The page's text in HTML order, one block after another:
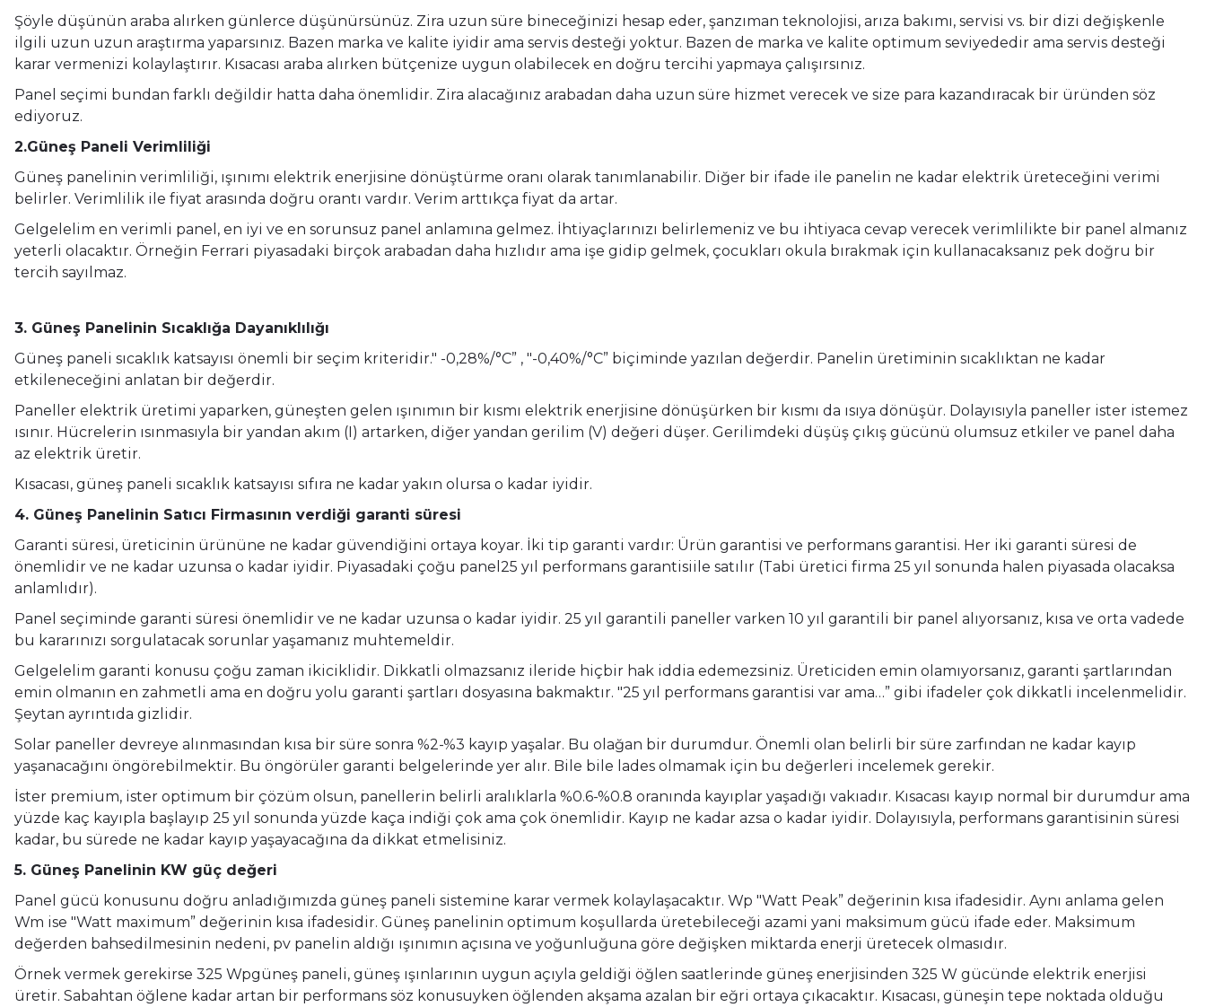
Şöyle düşünün araba alırken günlerce düşünürsünüz. Zira uzun süre bineceğinizi hesap eder, şanzıman teknolojisi, arıza bakımı, servisi vs. bir dizi değişkenle
ilgili uzun uzun araştırma yaparsınız. Bazen marka ve kalite iyidir ama servis desteği yoktur. Bazen de marka ve kalite optimum seviyededir ama servis desteği
karar vermenizi kolaylaştırır. Kısacası araba alırken bütçenize uygun olabilecek en doğru tercihi yapmaya çalışırsınız.
Panel seçimi bundan farklı değildir hatta daha önemlidir. Zira alacağınız arabadan daha uzun süre hizmet verecek ve size para kazandıracak bir üründen söz
ediyoruz.
2.Güneş Paneli Verimliliği
Güneş panelinin verimliliği, ışınımı elektrik enerjisine dönüştürme oranı olarak tanımlanabilir. Diğer bir ifade ile panelin ne kadar elektrik üreteceğini verimi
belirler. Verimlilik ile fiyat arasında doğru orantı vardır. Verim arttıkça fiyat da artar.
Gelgelelim en verimli panel, en iyi ve en sorunsuz panel anlamına gelmez. İhtiyaçlarınızı belirlemeniz ve bu ihtiyaca cevap verecek verimlilikte bir panel almanız
yeterli olacaktır. Örneğin Ferrari piyasadaki birçok arabadan daha hızlıdır ama işe gidip gelmek, çocukları okula bırakmak için kullanacaksanız pek doğru bir
tercih sayılmaz.
3. Güneş Panelinin Sıcaklığa Dayanıklılığı
Güneş paneli sıcaklık katsayısı önemli bir seçim kriteridir." -0,28%/°C” , "-0,40%/°C” biçiminde yazılan değerdir. Panelin üretiminin sıcaklıktan ne kadar
etkileneceğini anlatan bir değerdir.
Paneller elektrik üretimi yaparken, güneşten gelen ışınımın bir kısmı elektrik enerjisine dönüşürken bir kısmı da ısıya dönüşür. Dolayısıyla paneller ister istemez
ısınır. Hücrelerin ısınmasıyla bir yandan akım (I) artarken, diğer yandan gerilim (V) değeri düşer. Gerilimdeki düşüş çıkış gücünü olumsuz etkiler ve panel daha
az elektrik üretir.
Kısacası, güneş paneli sıcaklık katsayısı sıfıra ne kadar yakın olursa o kadar iyidir.
4. Güneş Panelinin Satıcı Firmasının verdiği garanti süresi
Garanti süresi, üreticinin ürününe ne kadar güvendiğini ortaya koyar. İki tip garanti vardır: Ürün garantisi ve performans garantisi. Her iki garanti süresi de
önemlidir ve ne kadar uzunsa o kadar iyidir. Piyasadaki çoğu panel25 yıl performans garantisiile satılır (Tabi üretici firma 25 yıl sonunda halen piyasada olacaksa
anlamlıdır).
Panel seçiminde garanti süresi önemlidir ve ne kadar uzunsa o kadar iyidir. 25 yıl garantili paneller varken 10 yıl garantili bir panel alıyorsanız, kısa ve orta vadede
bu kararınızı sorgulatacak sorunlar yaşamanız muhtemeldir.
Gelgelelim garanti konusu çoğu zaman ikiciklidir. Dikkatli olmazsanız ileride hiçbir hak iddia edemezsiniz. Üreticiden emin olamıyorsanız, garanti şartlarından
emin olmanın en zahmetli ama en doğru yolu garanti şartları dosyasına bakmaktır. "25 yıl performans garantisi var ama…” gibi ifadeler çok dikkatli incelenmelidir.
Şeytan ayrıntıda gizlidir.
Solar paneller devreye alınmasından kısa bir süre sonra %2-%3 kayıp yaşalar. Bu olağan bir durumdur. Önemli olan belirli bir süre zarfından ne kadar kayıp
yaşanacağını öngörebilmektir. Bu öngörüler garanti belgelerinde yer alır. Bile bile lades olmamak için bu değerleri incelemek gerekir.
İster premium, ister optimum bir çözüm olsun, panellerin belirli aralıklarla %0.6-%0.8 oranında kayıplar yaşadığı vakıadır. Kısacası kayıp normal bir durumdur ama
yüzde kaç kayıpla başlayıp 25 yıl sonunda yüzde kaça indiği çok ama çok önemlidir. Kayıp ne kadar azsa o kadar iyidir. Dolayısıyla, performans garantisinin süresi
kadar, bu sürede ne kadar kayıp yaşayacağına da dikkat etmelisiniz.
5. Güneş Panelinin KW güç değeri
Panel gücü konusunu doğru anladığımızda güneş paneli sistemine karar vermek kolaylaşacaktır. Wp "Watt Peak” değerinin kısa ifadesidir. Aynı anlama gelen
Wm ise "Watt maximum” değerinin kısa ifadesidir. Güneş panelinin optimum koşullarda üretebileceği azami yani maksimum gücü ifade eder. Maksimum
değerden bahsedilmesinin nedeni, pv panelin aldığı ışınımın açısına ve yoğunluğuna göre değişken miktarda enerji üretecek olmasıdır.
Örnek vermek gerekirse 325 Wpgüneş paneli, güneş ışınlarının uygun açıyla geldiği öğlen saatlerinde güneş enerjisinden 325 W gücünde elektrik enerjisi
üretir. Sabahtan öğlene kadar artan bir performans söz konusuyken öğlenden akşama azalan bir eğri ortaya çıkacaktır. Kısacası, güneşin tepe noktada olduğu